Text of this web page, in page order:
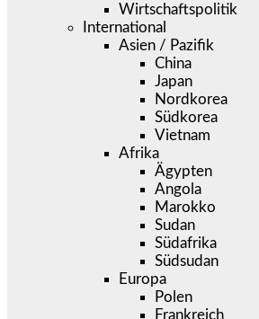
Wirtschaftspolitik
International
Asien / Pazifik
China
Japan
Nordkorea
Südkorea
Vietnam
Afrika
Ägypten
Angola
Marokko
Sudan
Südafrika
Südsudan
Europa
Polen
Frankreich